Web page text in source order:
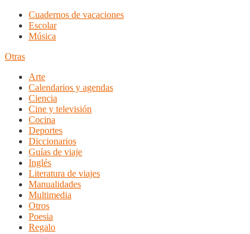
Cuadernos de vacaciones
Escolar
Música
Otras
Arte
Calendarios y agendas
Ciencia
Cine y televisión
Cocina
Deportes
Diccionarios
Guías de viaje
Inglés
Literatura de viajes
Manualidades
Multimedia
Otros
Poesia
Regalo